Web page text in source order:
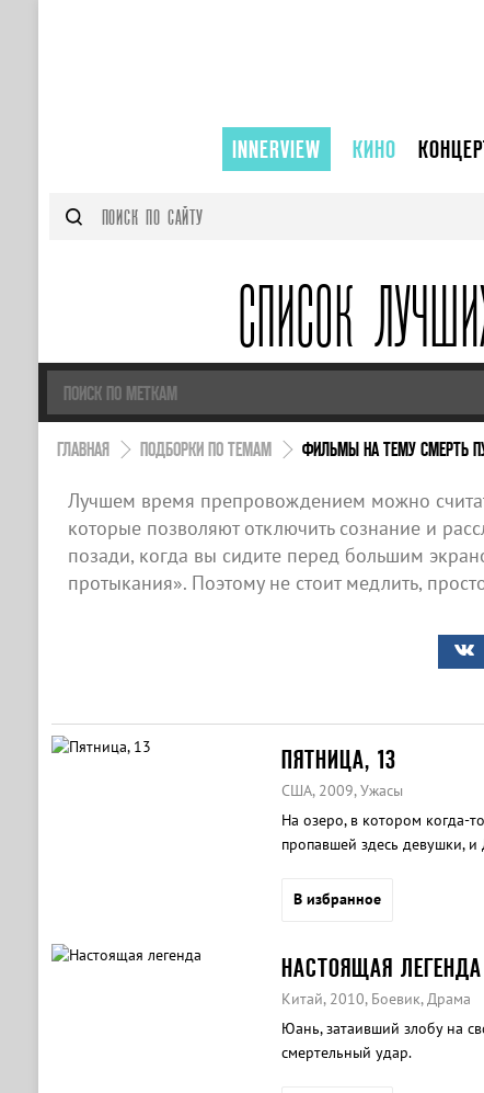
INNERVIEW КИНО
СПИСОК
ГЛАВНАЯ ПОДБОРКИ ПО ТЕМАМ ФИЛЬМЫ НА ТЕМУ СМЕРТЬ
Лучшем время препровождением можно
которые позволяют отключить сознание и
позади, когда вы сидите перед большим
протыкания». Поэтому не стоит медлить,
ПЯТНИЦА, 13
США, 2009, Ужасы
На озеро, в котором когда-
пропавшей здесь девушки, и
В избранное
НАСТОЯЩАЯ ЛЕГЕНДА
Китай, 2010, Боевик, Драма
Юань, затаивший злобу на
смертельный удар.